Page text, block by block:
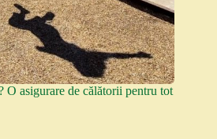
O asigurare de călătorii pentru tot